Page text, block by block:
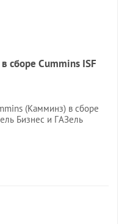
сборе Cummins ISF
(Камминз) в сборе
Бизнес и ГАЗель